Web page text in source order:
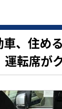
、住め
転席が